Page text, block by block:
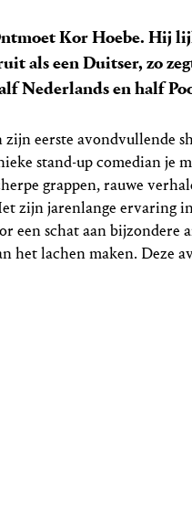
Kor Hoebe. Hij
als een Duitser, zo
Nederlands en half
zijn eerste avondvullende
stand-up comedian je
grappen, rauwe
zijn jarenlange ervaring
een schat aan bijzondere
het lachen maken. Deze